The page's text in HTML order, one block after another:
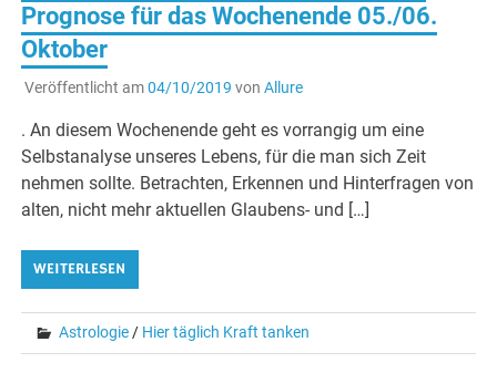
Prognose für das Wochenende 05./06.
Oktober
Veröffentlicht am04/10/2019 von Allure
. An diesem Wochenende geht es vorrangig um eine
Selbstanalyse unseres Lebens, für die man sich Zeit
nehmen sollte. Betrachten, Erkennen und Hinterfragen von
alten, nicht mehr aktuellen Glaubens- und […]
WEITERLESEN
Astrologie/ Hier täglich Kraft tanken